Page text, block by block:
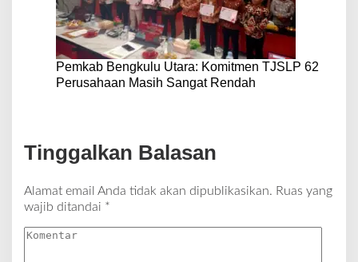
Pemkab Bengkulu Utara: Komitmen TJSLP 62
Perusahaan Masih Sangat Rendah
Tinggalkan Balasan
Alamat email Anda tidak akan dipublikasikan. Ruas yang
wajib ditandai *